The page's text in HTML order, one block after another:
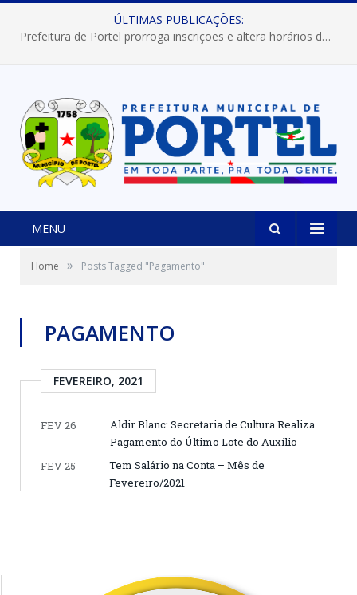
ÚLTIMAS PUBLICAÇÕES:
Prefeitura de Portel prorroga inscrições e altera horários dos concursos “Musa” e “Miss Mix Verão 2026”
MENU
Home » Posts Tagged "Pagamento"
PAGAMENTO
FEVEREIRO, 2021
FEV 26
Aldir Blanc: Secretaria de Cultura Realiza
Pagamento do Último Lote do Auxílio
FEV 25
Tem Salário na Conta – Mês de
Fevereiro/2021